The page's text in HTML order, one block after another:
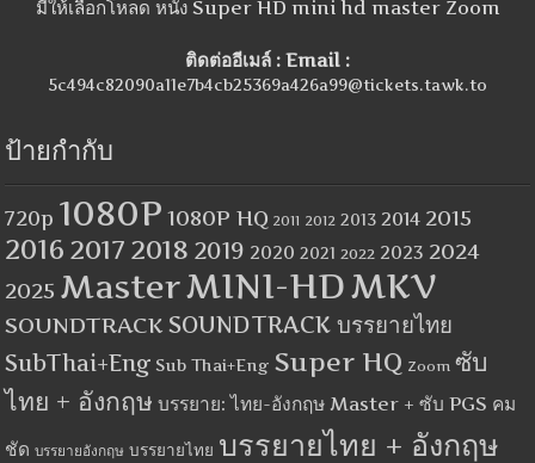
มีให้เลือกโหลด หนัง Super HD mini hd master Zoom
ติดต่ออีเมล์ : Email :
5c494c82090a11e7b4cb25369a426a99@tickets.tawk.to
ป้ายกำกับ
720p 1080P 1080P HQ 2011 2012 2013 2014 2015
2016 2017 2018 2019 2020 2021 2022 2023 2024
2025 MasterMINI-HDMKV
SOUNDTRACK SOUNDTRACK บรรยายไทย
SubThai+Eng Sub Thai+Eng Super HQ Zoom ซับ
ไทย + อังกฤษ บรรยาย: ไทย-อังกฤษ Master + ซับ PGS คม
ชัด บรรยายอังกฤษ บรรยายไทย บรรยายไทย + อังกฤษ